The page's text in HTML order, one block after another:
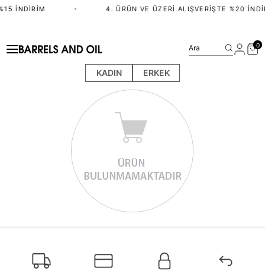
İNDIRIM • 4. ÜRÜN VE ÜZERI ALIŞVERIŞTE %20
KADIN ERKEK
Ara 0